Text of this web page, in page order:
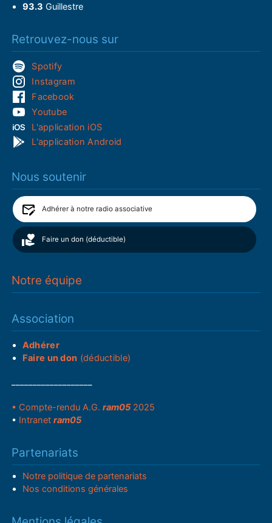
93.3 Guillestre
Retrouvez-nous sur
Spotify
Instagram
Facebook
Youtube
L'application iOS
L'application Android
Nous soutenir
Adhérer à notre radio associative
Faire un don (déductible)
Notre équipe
Association
Adhérer
Faire un don (déductible)
• Compte-rendu A.G.ram05 2025
• Intranetram05
Partenariats
Notre politique de partenariats
Nos conditions générales